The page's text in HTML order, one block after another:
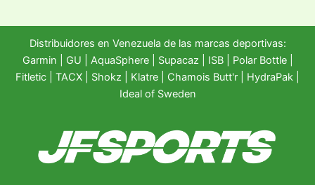
Distribuidores en Venezuela de las marcas deportivas:
Garmin
GU AquaSphere| Supacaz | ISB | Polar Bottle|
Fitletic
TACX Shokz Klatre Chamois Butt'r HydraPak
Ideal of Sweden